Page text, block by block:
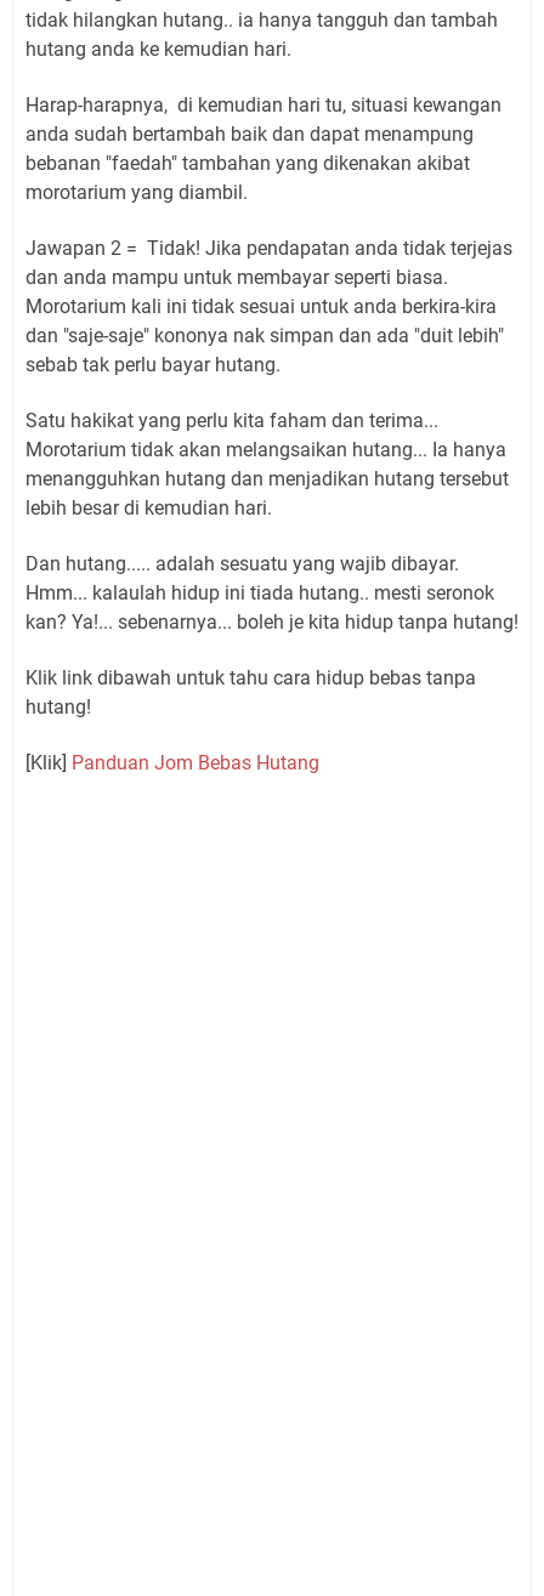
tidak hilangkan hutang.. ia hanya tangguh dan tambah
hutang anda ke kemudian hari.
Harap-harapnya, di kemudian hari tu, situasi kewangan
anda sudah bertambah baik dan dapat menampung
bebanan "faedah" tambahan yang dikenakan akibat
morotarium yang diambil.
Jawapan 2 = Tidak! Jika pendapatan anda tidak terjejas
dan anda mampu untuk membayar seperti biasa.
Morotarium kali ini tidak sesuai untuk anda berkira-kira
dan "saje-saje" kononya nak simpan dan ada "duit lebih"
sebab tak perlu bayar hutang.
Satu hakikat yang perlu kita faham dan terima...
Morotarium tidak akan melangsaikan hutang... Ia hanya
menangguhkan hutang dan menjadikan hutang tersebut
lebih besar di kemudian hari.
Dan hutang..... adalah sesuatu yang wajib dibayar.
Hmm... kalaulah hidup ini tiada hutang.. mesti seronok
kan? Ya!... sebenarnya... boleh je kita hidup tanpa hutang!
Klik link dibawah untuk tahu cara hidup bebas tanpa
hutang!
[Klik] Panduan Jom Bebas Hutang